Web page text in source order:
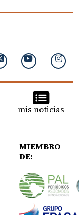
mis noticias
MIEMBRO
DE: